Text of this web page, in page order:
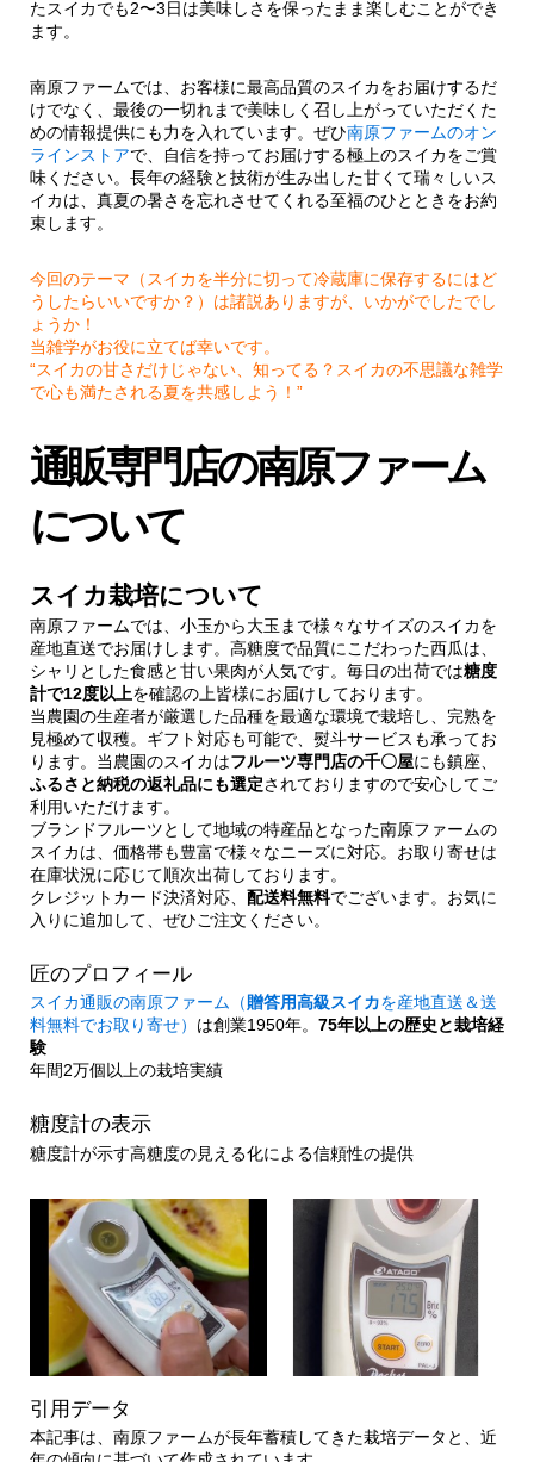
たスイカでも2〜3日は美味しさを保ったまま楽しむことができ
ます。
南原ファームでは、お客様に最高品質のスイカをお届けするだ
けでなく、最後の一切れまで美味しく召し上がっていただくた
めの情報提供にも力を入れています。ぜひ南原ファームのオン
ラインストアで、自信を持ってお届けする極上のスイカをご賞
味ください。長年の経験と技術が生み出した甘くて瑞々しいス
イカは、真夏の暑さを忘れさせてくれる至福のひとときをお約
束します。
今回のテーマ（スイカを半分に切って冷蔵庫に保存するにはど
うしたらいいですか？）は諸説ありますが、いかがでしたでし
ょうか！
当雑学がお役に立てば幸いです。
“スイカの甘さだけじゃない、知ってる？スイカの不思議な雑学
で心も満たされる夏を共感しよう！”
通販専門店の南原ファーム
について
スイカ栽培について
南原ファームでは、小玉から大玉まで様々なサイズのスイカを
産地直送でお届けします。高糖度で品質にこだわった西瓜は、
シャリとした食感と甘い果肉が人気です。毎日の出荷では糖度
計で12度以上を確認の上皆様にお届けしております。
当農園の生産者が厳選した品種を最適な環境で栽培し、完熟を
見極めて収穫。ギフト対応も可能で、熨斗サービスも承ってお
ります。当農園のスイカはフルーツ専門店の千〇屋にも鎮座、
ふるさと納税の返礼品にも選定されておりますので安心してご
利用いただけます。
ブランドフルーツとして地域の特産品となった南原ファームの
スイカは、価格帯も豊富で様々なニーズに対応。お取り寄せは
在庫状況に応じて順次出荷しております。
クレジットカード決済対応、 配送料無料でございます。お気に
入りに追加して、ぜひご注文ください。
匠のプロフィール
スイカ通販の南原ファーム（贈答用高級スイカを産地直送＆送
料無料でお取り寄せ） は創業1950年。 75年以上の歴史と栽培経
験
年間2万個以上の栽培実績
糖度計の表示
糖度計が示す高糖度の見える化による信頼性の提供
引用データ
本記事は、南原ファームが長年蓄積してきた栽培データと、近